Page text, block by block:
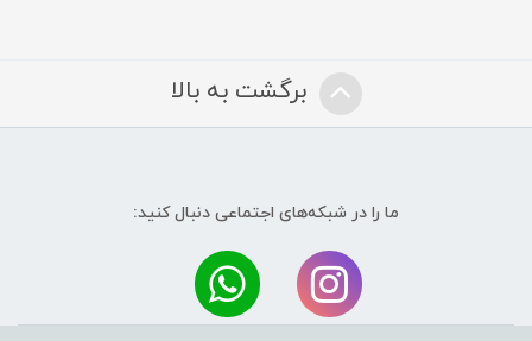
برگشت به بالا
ما را در شبکه‌های اجتماعی دنبال کنید: